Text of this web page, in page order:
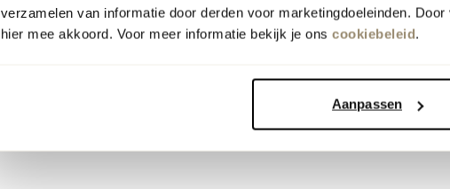
verzamelen van informatie door derden voor marketingdoeleinden.
hier mee akkoord. Voor meer informatie bekijk je ons cookiebeleid.
Aanpassen
Profiteer nu bij een Studio HENK aankoop vanaf